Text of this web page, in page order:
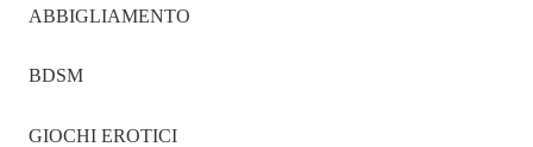
ABBIGLIAMENTO
BDSM
GIOCHI EROTICI